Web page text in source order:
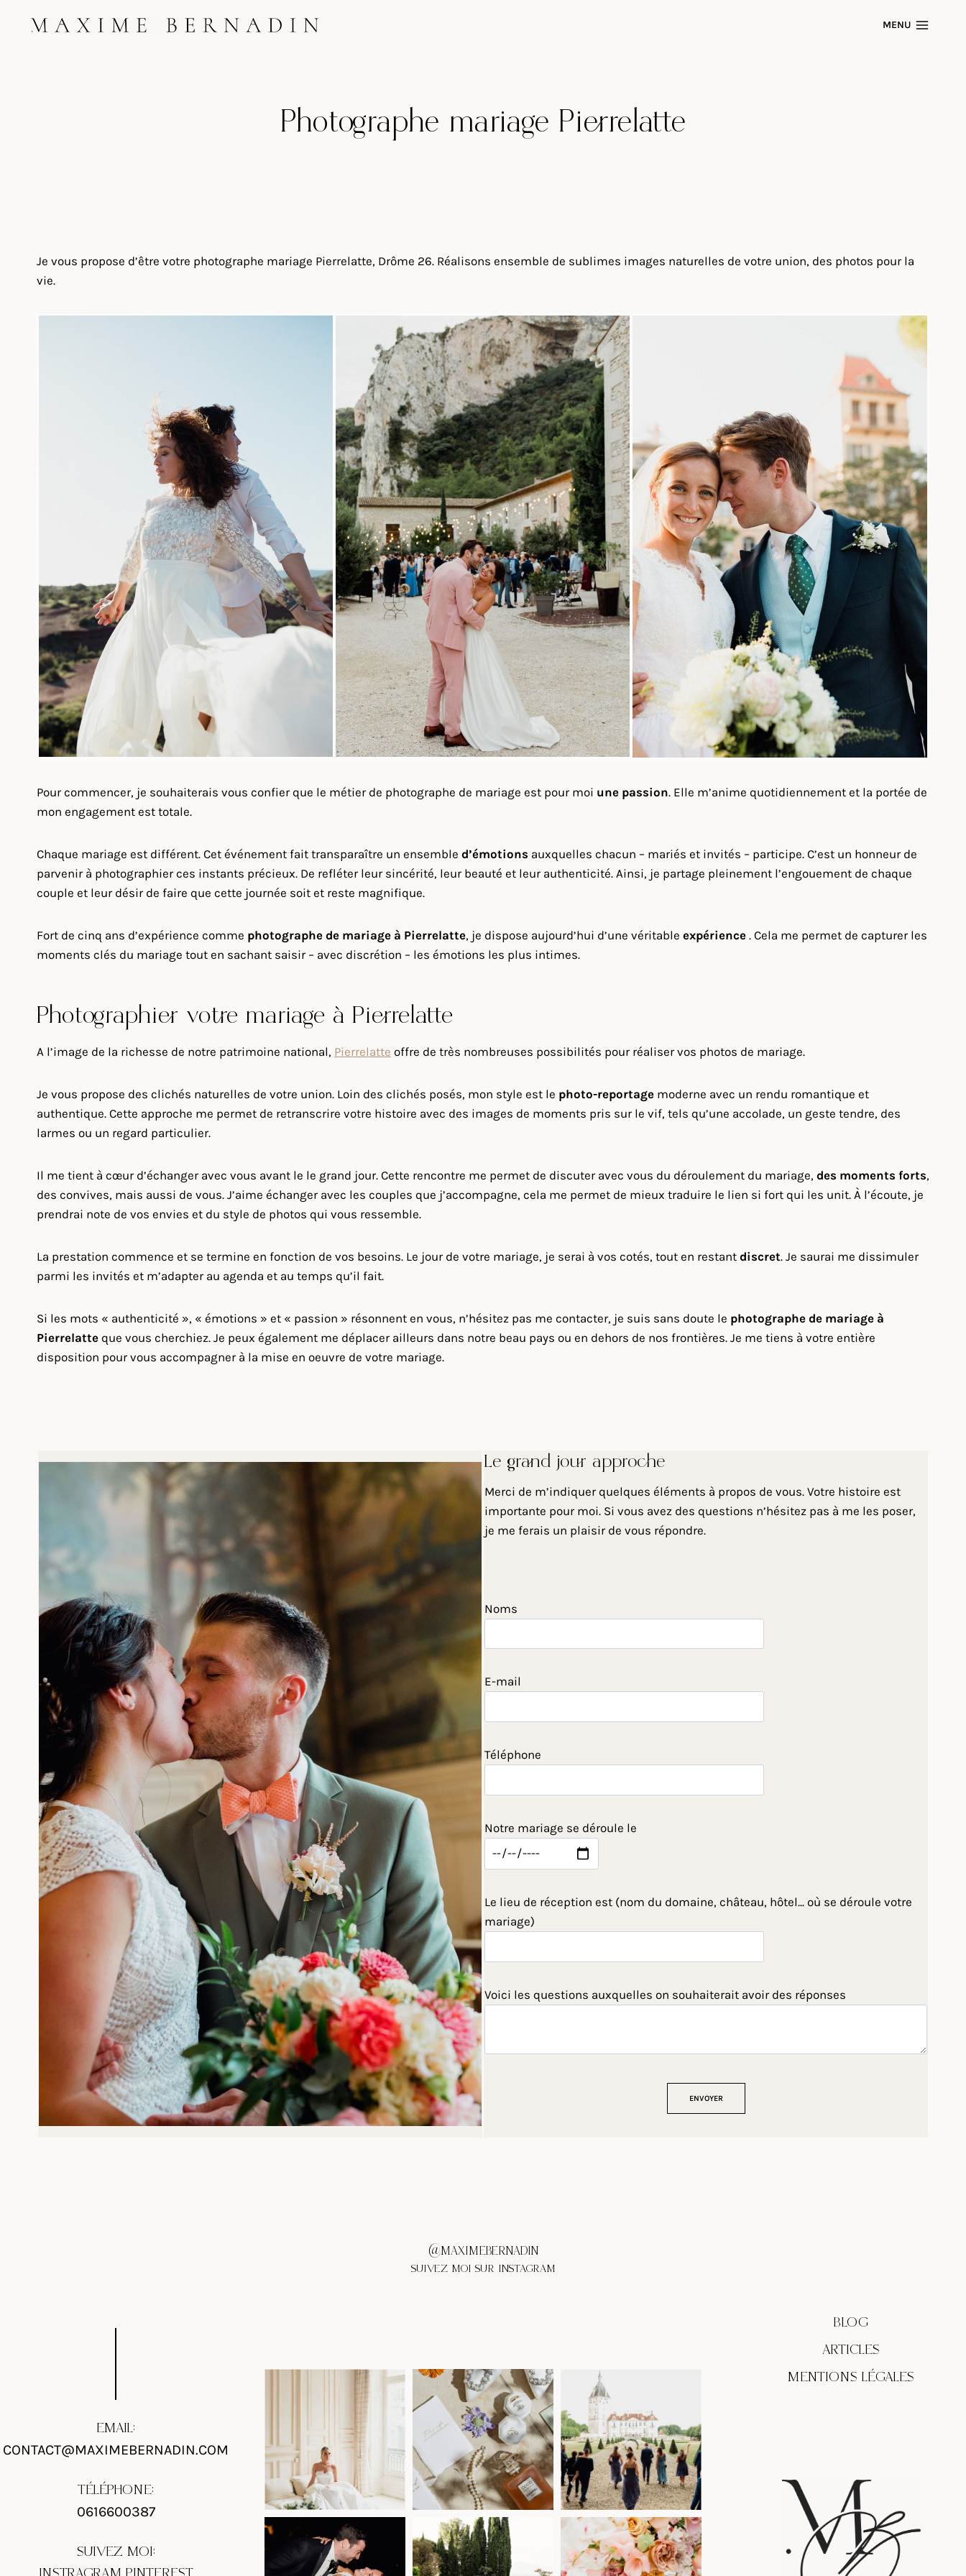
MENU
Photographe mariage Pierrelatte
Je vous propose d’être votre photographe mariage Pierrelatte, Drôme 26. Réalisons ensemble de sublimes images naturelles de votre union, des photos pour la
vie.
Pour commencer, je souhaiterais vous confier que le métier de photographe de mariage est pour moi une passion. Elle m’anime quotidiennement et la portée de
mon engagement est totale.
Chaque mariage est différent. Cet événement fait transparaître un ensemble d’émotions auxquelles chacun – mariés et invités – participe. C’est un honneur de
parvenir à photographier ces instants précieux. De refléter leur sincérité, leur beauté et leur authenticité. Ainsi, je partage pleinement l’engouement de chaque
couple et leur désir de faire que cette journée soit et reste magnifique.
Fort de cinq ans d’expérience comme photographe de mariage à Pierrelatte, je dispose aujourd’hui d’une véritable expérience . Cela me permet de capturer les
moments clés du mariage tout en sachant saisir – avec discrétion – les émotions les plus intimes.
Photographier votre mariage à Pierrelatte
A l’image de la richesse de notre patrimoine national, Pierrelatte offre de très nombreuses possibilités pour réaliser vos photos de mariage.
Je vous propose des clichés naturelles de votre union. Loin des clichés posés, mon style est le photo-reportage moderne avec un rendu romantique et
authentique. Cette approche me permet de retranscrire votre histoire avec des images de moments pris sur le vif, tels qu’une accolade, un geste tendre, des
larmes ou un regard particulier.
Il me tient à cœur d’échanger avec vous avant le le grand jour. Cette rencontre me permet de discuter avec vous du déroulement du mariage, des moments forts,
des convives, mais aussi de vous. J’aime échanger avec les couples que j’accompagne, cela me permet de mieux traduire le lien si fort qui les unit. À l’écoute, je
prendrai note de vos envies et du style de photos qui vous ressemble.
La prestation commence et se termine en fonction de vos besoins. Le jour de votre mariage, je serai à vos cotés, tout en restant discret. Je saurai me dissimuler
parmi les invités et m’adapter au agenda et au temps qu’il fait.
Si les mots « authenticité », « émotions » et « passion » résonnent en vous, n’hésitez pas me contacter, je suis sans doute le photographe de mariage à
Pierrelatte que vous cherchiez. Je peux également me déplacer ailleurs dans notre beau pays ou en dehors de nos frontières. Je me tiens à votre entière
disposition pour vous accompagner à la mise en oeuvre de votre mariage.
Le grand jour approche
Merci de m’indiquer quelques éléments à propos de vous. Votre histoire est
importante pour moi. Si vous avez des questions n’hésitez pas à me les poser,
je me ferais un plaisir de vous répondre.
Noms
E-mail
Téléphone
Notre mariage se déroule le
Le lieu de réception est (nom du domaine, château, hôtel... où se déroule votre
mariage)
Voici les questions auxquelles on souhaiterait avoir des réponses
@MAXIMEBERNADIN
SUIVEZ MOI SUR INSTAGRAM
EMAIL:
CONTACT@MAXIMEBERNADIN.COM
TÉLÉPHONE:
0616600387
SUIVEZ MOI:
BLOG
ARTICLES
MENTIONS LÉGALES